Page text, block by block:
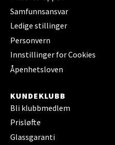
Samfunnsansvar
Ledige stillinger
Personvern
Innstillinger for Cookies
Åpenhetsloven
KUNDEKLUBB
Bli klubbmedlem
Prisløfte
Glassgaranti